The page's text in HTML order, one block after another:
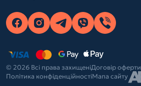
© 2026 Всі права захищеніДоговір оферти
Політика конфіденційностіМапа сайту